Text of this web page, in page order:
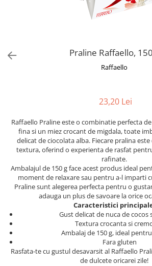
Faina, orez & alte alimente de baza
tartinabile
Dulciuri
Chipsuri & Snaksuri
Bauturi alcoolice
Bauturi energizante
Odorizant toaleta
Detergent vase
Solutii suprafete bucatarie
Saci menajeri
Bureti vase si lavete
Folii si pungi alimentare
Prosoape de hartie si servetele
Manusi unica folosinta
Vesela unica folosinta
Maturi, mopuri si galeti
Accesorii maturi, mopuri & galeti
Produse curatare casa si exterior
Servetele umede antibacteriene
Deodorante si antiperspirante
Ceara, benzi si creme depilatoare
Sampon de par
Balsam de par
Tratamente si masca de par
Vopsea de par si oxidant
Fixativ si spuma de par
Ceara de par si gel
Produse ingrijire barba si mustata
Igiena intima
Geluri si deodorante igiena intima
Tampoane si absorbante
Praline Raffaello,
Raffaello
23,20 Lei
Raffaello Praline este o combinatie perfecta
fina si un miez crocant de migdala, toate
delicat de ciocolata alba. Fiecare pralina
textura, oferind o experienta de rasfat
rafinate.
Ambalajul de 150 g face acest produs ideal
moment de relaxare sau pentru a-l imparti
Praline sunt alegerea perfecta pentru o
adauga un plus de savoare la orice
Caracteristici
Gust delicat de nuca de cocos
Textura crocanta si
Ambalaj de 150 g, ideal
Fara gluten
Rasfata-te cu gustul desavarsit al Raffaello
de dulcete oricarei zile!